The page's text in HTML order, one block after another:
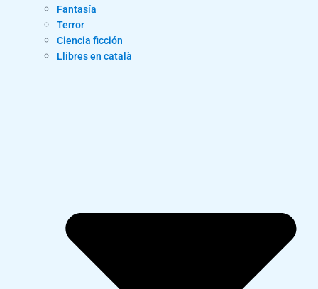
Fantasía
Terror
Ciencia ficción
Llibres en català